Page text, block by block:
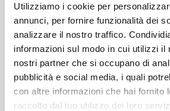
Utilizziamo i cookie per
annunci, per fornire funzionalità dei
analizzare il nostro traffico.
informazioni sul modo in cui utilizzi il
nostri partner che si occupano di
pubblicità e social media, i quali
con altre informazioni che hai fornito
raccolto dal tuo utilizzo dei loro
castagne, oppure di un
Perfetto anche per aromatizzare
TEMPERATURA DI SERVIZIO:
Temperatura ambiente.
8 altri prodotti
categoria: